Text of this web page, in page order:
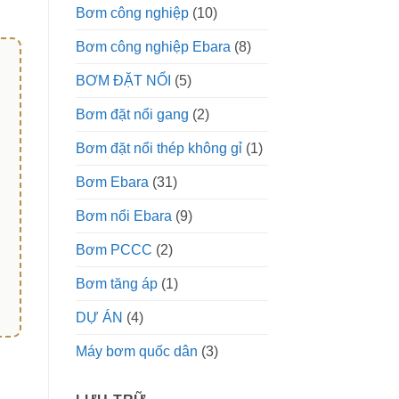
Bơm công nghiệp(10)
Bơm công nghiệp Ebara (8)
BƠM ĐẶT NỔI (5)
Bơm đặt nổi gang (2)
Bơm đặt nổi thép không gỉ(1)
Bơm Ebara (31)
Bơm nổi Ebara (9)
Bơm PCCC (2)
Bơm tăng áp(1)
DỰ ÁN (4)
Máy bơm quốc dân (3)